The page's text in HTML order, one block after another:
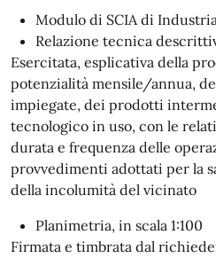
Modulo di SCIA di
Relazione tecnica
Esercitata, esplicativa della
potenzialità mensile/annua,
impiegate, dei prodotti
tecnologico in uso, con le
durata e frequenza delle
provvedimenti adottati per la
della incolumità del vicinato
Planimetria, in scala 1:100
Firmata e timbrata dal